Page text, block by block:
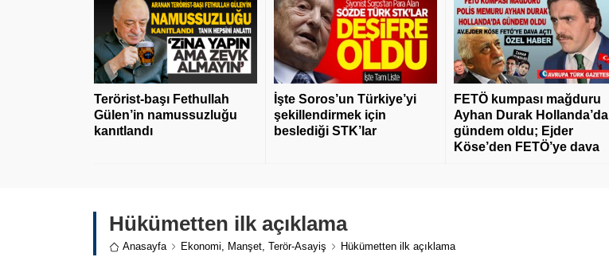
Terörist-başı Fethullah
Gülen’in namussuzluğu
kanıtlandı
İşte Soros’un Türkiye’yi
şekillendirmek için
beslediği STK’lar
FETÖ kumpası mağduru
Ayhan Durak Hollanda’da
gündem oldu; Ejder
Köse’den FETÖ’ye dava
Hükümetten ilk açıklama
Anasayfa Ekonomi, Manşet, Terör-Asayiş Hükümetten ilk açıklama